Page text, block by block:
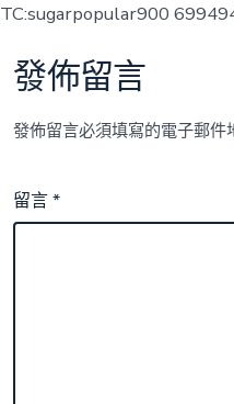
TC:sugarpopular900
發佈留言
發佈留言必須填寫的電子郵件
留言*